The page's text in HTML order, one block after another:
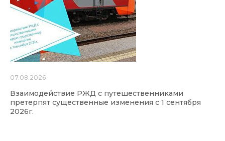
07.08.2026
Взаимодействие РЖД с путешественниками
претерпят существенные изменения с 1 сентября
2026г.